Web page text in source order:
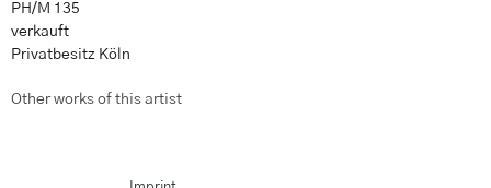
PH/M 135
verkauft
Privatbesitz Köln
Other works of this artist